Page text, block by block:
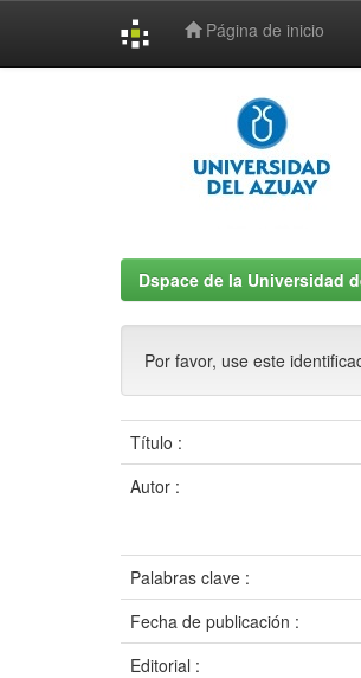
Página de inicio
Dspace de la Universidad
Por favor, use este
Título :
Autor :
Palabras clave :
Fecha de publicación :
Editorial :